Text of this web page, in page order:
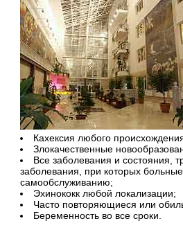
Кахексия любого
Злокачественные
Все заболевания и состояния,
заболевания, при которых
самообслуживанию;
Эхинококк любой локализации;
Часто повторяющиеся или
Беременность во все сроки.